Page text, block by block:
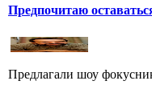
Предпочитаю
Предлагали шоу